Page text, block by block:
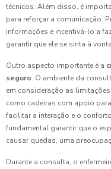
técnicos. Além disso, é
para reforçar a comunicação.
informações e incentivá-lo a
garantir que ele se sinta à
Outro aspecto importante é a
seguro. O ambiente da
em consideração as
como cadeiras com apoio
facilitar a interação e o
fundamental garantir que o
causar quedas, uma
Durante a consulta, o